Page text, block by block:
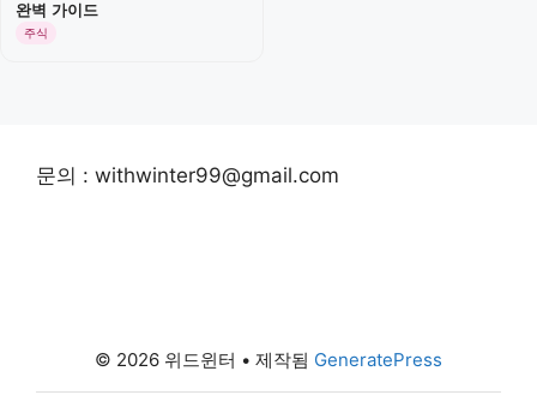
완벽 가이드
주식
문의 : withwinter99@gmail.com
© 2026 위드윈터 • 제작됨 GeneratePress